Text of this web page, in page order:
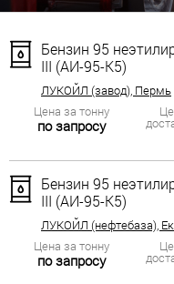
Бензин 95
III (АИ-95-К5)
ЛУКОЙЛ (завод), Пермь
Цена за тонну
по запросу
Бензин 95
III (АИ-95-К5)
ЛУКОЙЛ (нефтебаза),
Цена за тонну
по запросу